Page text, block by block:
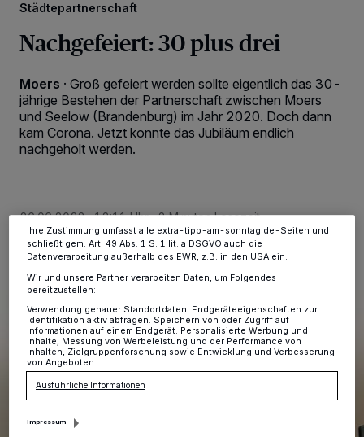
Städtepartnerschaft
Nachgefeiert: 30 plus drei
Moers · Groß gefeiert werden sollte eigentlich das 30-
jährige Bestehen der Partnerschaft zwischen Moers
und Seelow (Brandenburg) im Jahr 2020. Doch dann
kam Corona. Jetzt konnte das Jubiläum endlich
nachgeholt werden.
26.06.2023 , 12:11 Uhr 2 Minuten Lesezeit
personenbezogene Daten wie Browserdaten oder eindeutige
Kennungen auf Ihrem Gerät zu. Durch Auswahl von OK aktivieren Sie
Tracking-Technologien für die unter „Wir und unsere Partner
verarbeiten Daten, um Ihnen Dienste bereitzustellen“ aufgeführten
Zwecke. Wenn Tracker deaktiviert sind, sind manche Inhalte und
Anzeigen möglicherweise nicht mehr so relevant für Sie. Sie können
dieses Menü jederzeit wieder aufrufen, um Ihre Einstellungen zu
Ihre Zustimmung umfasst alle extra-tipp-am-sonntag.de-Seiten und
schließt gem. Art. 49 Abs. 1 S. 1 lit. a DSGVO auch die
Datenverarbeitung außerhalb des EWR, z.B. in den USA ein.
Wir und unsere Partner verarbeiten Daten, um Folgendes
bereitzustellen:
Verwendung genauer Standortdaten. Endgeräteeigenschaften zur
Identifikation aktiv abfragen. Speichern von oder Zugriff auf
Informationen auf einem Endgerät. Personalisierte Werbung und
Inhalte, Messung von Werbeleistung und der Performance von
Inhalten, Zielgruppenforschung sowie Entwicklung und Verbesserung
von Angeboten.
Ausführliche Informationen
Impressum